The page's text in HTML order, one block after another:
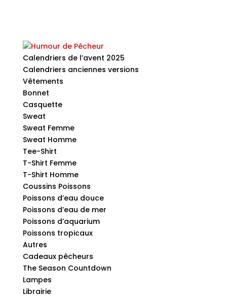
Calendriers de l’avent 2025
Calendriers anciennes versions
Vêtements
Bonnet
Casquette
Sweat
Sweat Femme
Sweat Homme
Tee-Shirt
T-Shirt Femme
T-Shirt Homme
Coussins Poissons
Poissons d’eau douce
Poissons d’eau de mer
Poissons d’aquarium
Poissons tropicaux
Autres
Cadeaux pêcheurs
The Season Countdown
Lampes
Librairie